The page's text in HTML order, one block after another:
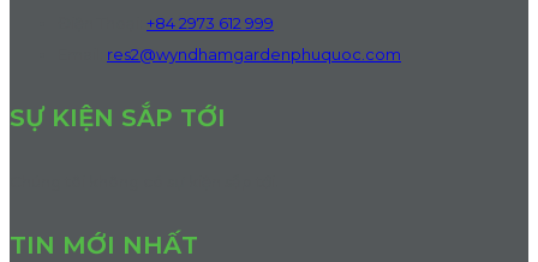
+84 2973 612 999
res2@wyndhamgardenphuquoc.com
SỰ KIỆN SẮP TỚI
TIN MỚI NHẤT